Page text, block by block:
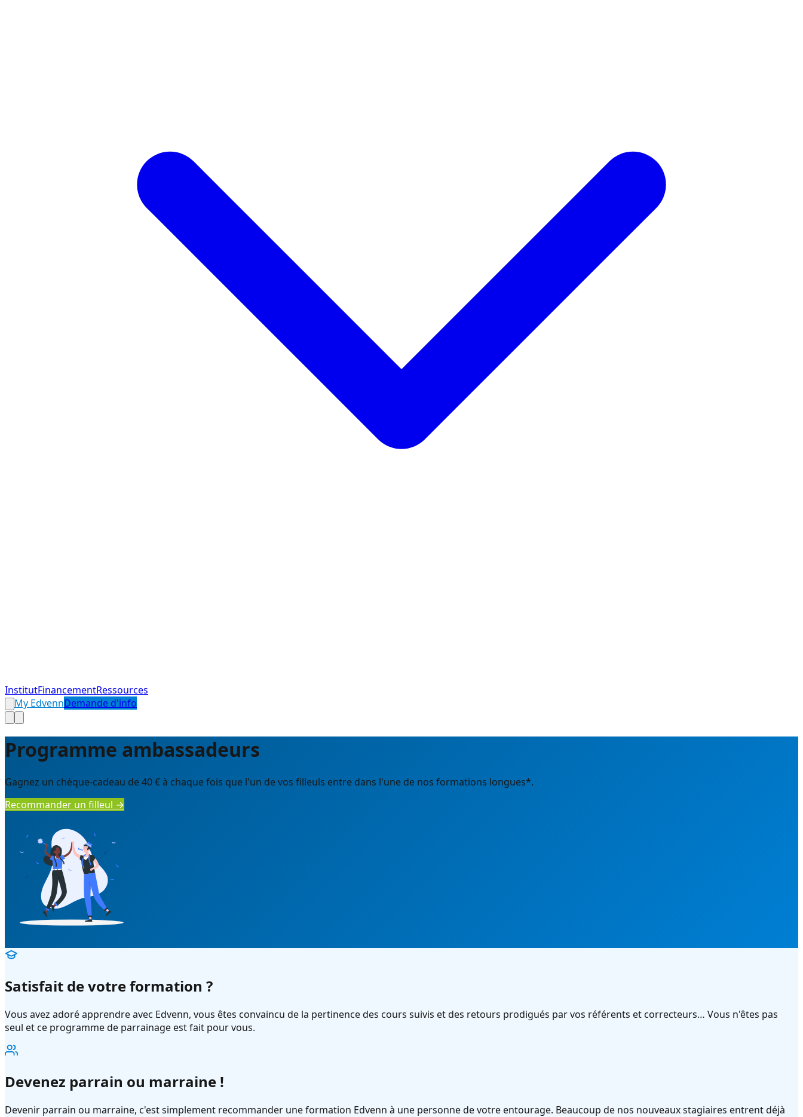
InstitutFinancementRessources
My EdvennDemande d'info
Programme ambassadeurs
Gagnez un chèque-cadeau de 40 € à chaque fois que l'un de vos filleuls entre dans l'une de nos formations longues*.
Recommander un filleul →
Satisfait de votre formation ?
Vous avez adoré apprendre avec Edvenn, vous êtes convaincu de la pertinence des cours suivis et des retours prodigués par vos référents et correcteurs… Vous n'êtes pas
seul et ce programme de parrainage est fait pour vous.
Devenez parrain ou marraine !
Devenir parrain ou marraine, c'est simplement recommander une formation Edvenn à une personne de votre entourage. Beaucoup de nos nouveaux stagiaires entrent déjà